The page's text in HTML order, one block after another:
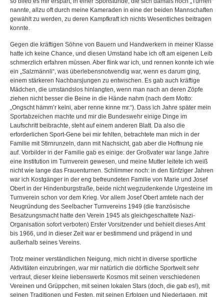
nannte, allzu oft durch meine Kameraden in eine der beiden Mannschaften
gewählt zu werden, zu deren Kampfkraft ich nichts Wesentliches beitragen
konnte.
Gegen die kräftigen Söhne von Bauern und Handwerkern in meiner Klasse
hatte ich keine Chance, und diesen Umstand habe ich oft am eigenen Leib
schmerzlich erfahren müssen. Aber flink war ich, und rennen konnte ich wie
ein „Salzmännli“, was überlebensnotwendig war, wenn es darum ging,
einem stärkeren Nachbarsjungen zu entwischen. Es gab auch kräftige
Mädchen, die umstandslos hinlangten, wenn man nach an deren Zöpfe
ziehen nicht besser die Beine in die Hände nahm (nach dem Motto:
„Ongscht hämm’r keini, aber renne kinne mr.“). Dass ich Jahre später mein
Sportabzeichen machte und mir die Bundeswehr einige Dinge im
Laufschritt beibrachte, steht auf einem anderen Blatt. Da also die
erforderlichen Sport-Gene bei mir fehlten, betrachtete man mich in der
Familie mit Stirnrunzeln, dann mit Nachsicht, gab aber die Hoffnung nie
auf. Vorbilder in der Familie gab es einige: der Großvater war lange Jahre
eine Institution im Turnverein gewesen, und meine Mutter leitete ich weiß
nicht wie lange das Frauenturnen. Schlimmer noch: in den fünfziger Jahren
war ich Kostgänger in der eng befreundeten Familie von Marie und Josef
Obert in der Hindenburgstraße, beide nicht wegzudenkende Urgesteine im
Turnverein schon vor dem Krieg. Vor allem Josef Obert amtete nach der
Neugründung des Seelbacher Turnvereins 1949 (die französische
Besatzungsmacht hatte den Verein 1945 als gleichgeschaltete Nazi-
Organisation sofort verboten) Erster Vorsitzender und behielt dieses Amt
bis 1966, und in dieser Zeit war er bestimmend und prägend in und
außerhalb seines Vereins.
Trotz meiner verständlichen Neigung, mich nicht in diverse sportliche
Aktivitäten einzubringen, war mir natürlich die dörfliche Sportwelt sehr
vertraut, dieser kleine liebenswerte Kosmos mit seinen verschiedenen
Vereinen und Grüppchen, mit seinen lokalen Stars (doch, die gab es!), mit
seinen Traditionen und Festen, mit seinen Erfolgen und Niederlagen, mit